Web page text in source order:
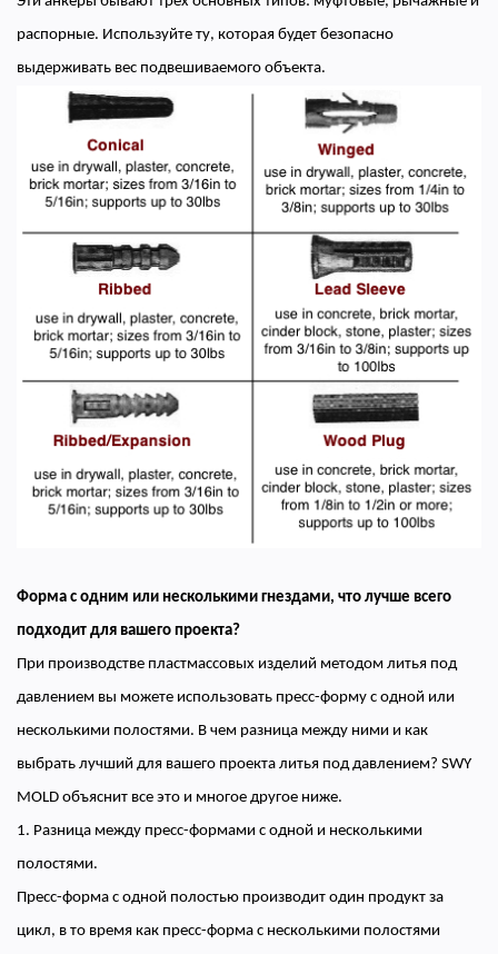
распорные. Используйте ту, которая будет безопасно
выдерживать вес подвешиваемого объекта.
Форма с одним или несколькими гнездами, что лучше всего
подходит для вашего проекта?
При производстве пластмассовых изделий методом литья под
давлением вы можете использовать пресс-форму с одной или
несколькими полостями. В чем разница между ними и как
выбрать лучший для вашего проекта литья под давлением? SWY
MOLD объяснит все это и многое другое ниже.
1. Разница между пресс-формами с одной и несколькими
полостями.
Пресс-форма с одной полостью производит один продукт за
цикл, в то время как пресс-форма с несколькими полостями